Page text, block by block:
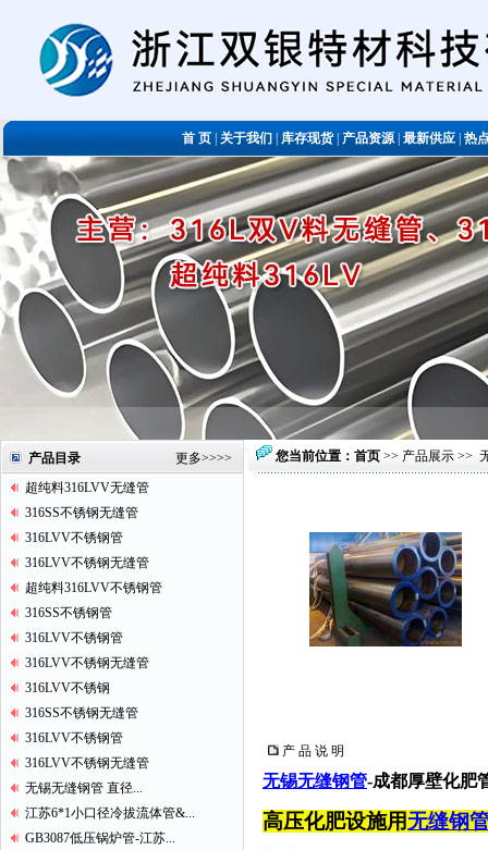
首 页关于我们库存现货|产品资源|最新供应|热
产品目录 更多>>>>
超纯料316LVV无缝管
316SS不锈钢无缝管
316LVV不锈钢管
316LVV不锈钢无缝管
超纯料316LVV不锈钢管
316SS不锈钢管
316LVV不锈钢管
316LVV不锈钢无缝管
316LVV不锈钢
316SS不锈钢无缝管
316LVV不锈钢管
316LVV不锈钢无缝管
无锡无缝钢管 直径...
江苏6*1小口径冷拔流体管&...
GB3087低压锅炉管-江苏...
您当前位置： 首页 >> 产品展示 >>
产 品 说 明
无锡无缝钢管-成都厚壁化肥
高压化肥设施用无缝钢